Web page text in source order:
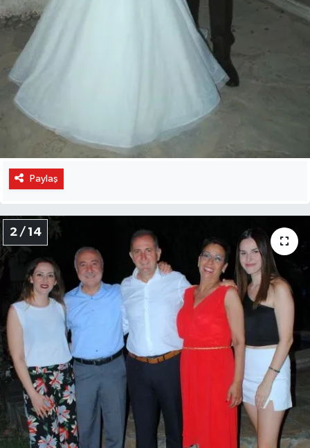
Paylaş
2 / 14